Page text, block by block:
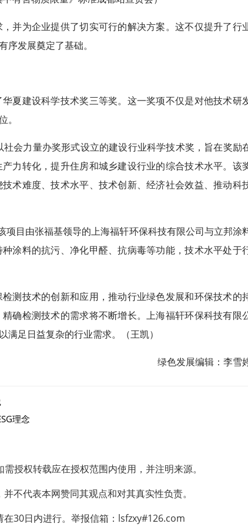
并为企业提供了切实可行的解决方案。这不仅提升了行
发展奠定了基础。
夏建设科学技术奖三等奖。这一奖项不仅是对他技术研
会力量办奖形式设立的建设行业科学技术奖，旨在奖励
力转化，提升住房和城乡建设行业的综合技术水平。该
术难度、技术水平、技术创新、经济社会效益、推动科
项目由张福基领导的上海福轩环保科技有限公司与立邦涂
涂料的抗污、净化甲醛、抗病毒等功能，技术水平处于
测技术的创新和应用，推动行业绿色发展和环保技术的
确检测技术的需求将不断增长。上海福轩环保科技有限
足日益复杂的行业需求。（王凯）
绿色发展编辑：李雪
理念
授权转载应在授权范围内使用，并注明来源。
不代表本网赞同其观点和对其真实性负责。
30日内进行。举报信箱：lsfzxy#126.com